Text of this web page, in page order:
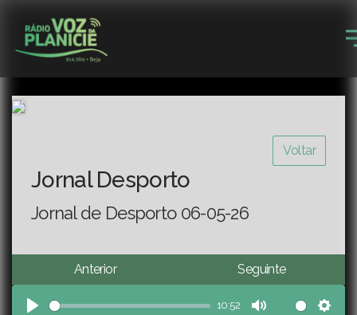
Voltar
Jornal Desporto
Jornal de Desporto 06-05-26
Anterior Seguinte
10:52